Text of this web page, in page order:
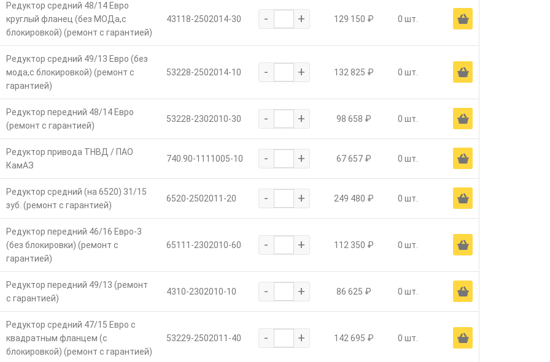
Редуктор средний 48/14 Евро
круглый фланец (без МОДа,с
блокировкой) (ремонт с гарантией)
43118-2502014-30 - + 129 150 ₽ 0 шт. Ä
Редуктор средний 49/13 Евро (без
мода,с блокировкой) (ремонт с
гарантией)
53228-2502014-10 - + 132 825 ₽ 0 шт. Ä
Редуктор передний 48/14 Евро
(ремонт с гарантией)
53228-2302010-30 - + 98 658 ₽ 0 шт. Ä
Редуктор привода ТНВД / ПАО
КамАЗ
740.90-1111005-10 - + 67 657 ₽ 0 шт. Ä
Редуктор средний (на 6520) 31/15
зуб. (ремонт с гарантией)
6520-2502011-20 - + 249 480 ₽ 0 шт. Ä
Редуктор передний 46/16 Евро-3
(без блокировки) (ремонт с
гарантией)
65111-2302010-60 - + 112 350 ₽ 0 шт. Ä
Редуктор передний 49/13 (ремонт
с гарантией)
4310-2302010-10 - + 86 625 ₽ 0 шт. Ä
Редуктор средний 47/15 Евро с
квадратным фланцем (с
блокировкой) (ремонт с гарантией)
53229-2502011-40 - + 142 695 ₽ 0 шт. Ä